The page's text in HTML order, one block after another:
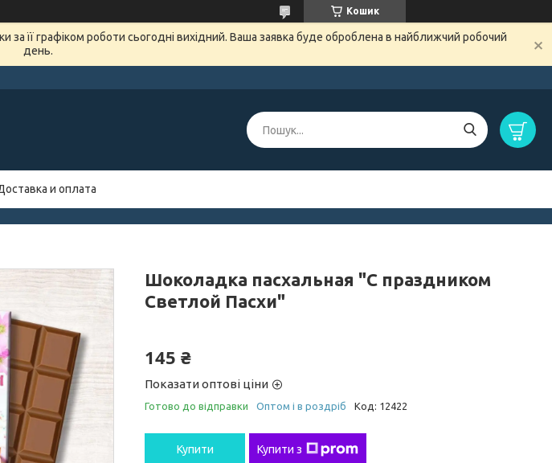
Кошик
її графіком роботи сьогодні вихідний. Ваша заявка буде оброблена в найближчий робочий
день.
и оплата
Шоколадка пасхальная "С праздником
Светлой Пасхи"
145 ₴
Показати оптові ціни
Готово до відправки Оптом і в роздріб Код: 12422
Купити Купити з